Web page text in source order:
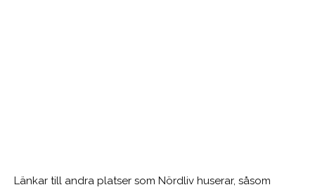
Länkar till andra platser som Nördliv huserar, såsom